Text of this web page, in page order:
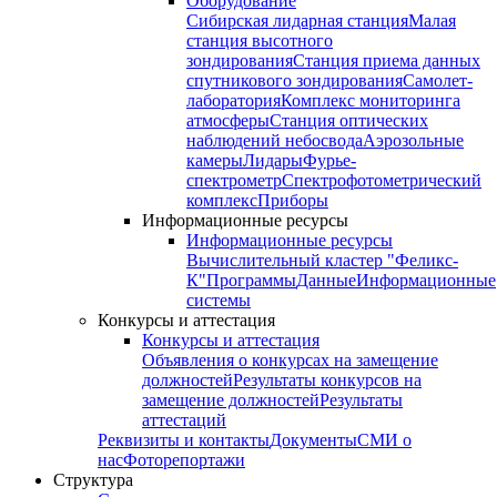
Сибирская лидарная станцияМалая
станция высотного
зондированияСтанция приема данных
спутникового зондированияСамолет-
лабораторияКомплекс мониторинга
атмосферыСтанция оптических
наблюдений небосводаАэрозольные
камерыЛидарыФурье-
спектрометрСпектрофотометрический
комплексПриборы
Информационные ресурсы
Информационные ресурсы
Вычислительный кластер "Феликс-
К"ПрограммыДанныеИнформационные
системы
Конкурсы и аттестация
Конкурсы и аттестация
Объявления о конкурсах на замещение
должностейРезультаты конкурсов на
замещение должностейРезультаты
аттестаций
Реквизиты и контактыДокументыСМИ о
насФоторепортажи
Структура